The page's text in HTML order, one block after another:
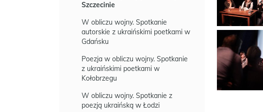
Szczecinie
W obliczu wojny. Spotkanie
autorskie z ukraińskimi poetkami w
Gdańsku
Poezja w obliczu wojny. Spotkanie
z ukraińskimi poetkami w
Kołobrzegu
W obliczu wojny. Spotkanie z
poezją ukraińską w Łodzi